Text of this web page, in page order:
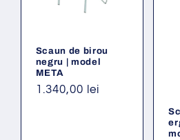
Scaun de birou
negru | model
META
Preț
1.340,00 lei